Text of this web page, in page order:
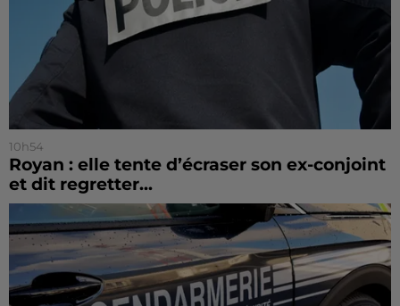
10h54
Royan : elle tente d’écraser son ex-conjoint
et dit regretter...